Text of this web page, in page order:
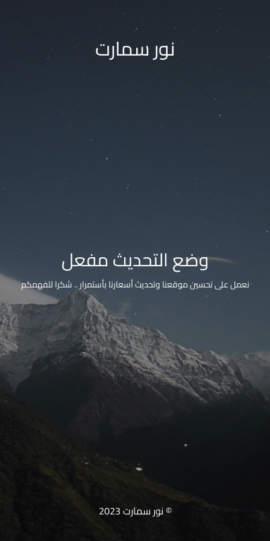
نور سمارت
وضع التحديث مفعل
نعمل على تحسين موقعنا وتحديث أسعارنا بأستمرار .. شكرا لتفهمكم
© نور سمارت 2023